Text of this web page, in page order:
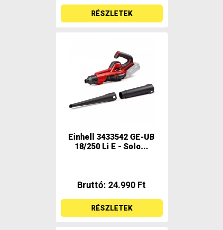
RÉSZLETEK
Einhell 3433542 GE-UB
18/250 Li E - Solo...
Bruttó: 24.990 Ft
RÉSZLETEK